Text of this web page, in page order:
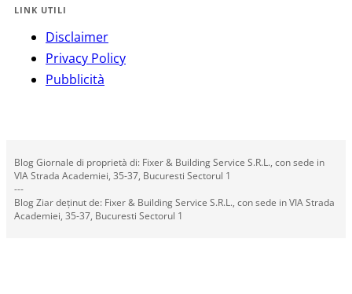
LINK UTILI
Disclaimer
Privacy Policy
Pubblicità
Blog Giornale di proprietà di: Fixer & Building Service S.R.L., con sede in
VIA Strada Academiei, 35-37, Bucuresti Sectorul 1
---
Blog Ziar deținut de: Fixer & Building Service S.R.L., con sede in VIA Strada
Academiei, 35-37, Bucuresti Sectorul 1